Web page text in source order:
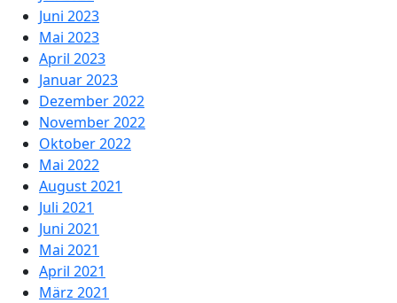
Juni 2023
Mai 2023
April 2023
Januar 2023
Dezember 2022
November 2022
Oktober 2022
Mai 2022
August 2021
Juli 2021
Juni 2021
Mai 2021
April 2021
März 2021